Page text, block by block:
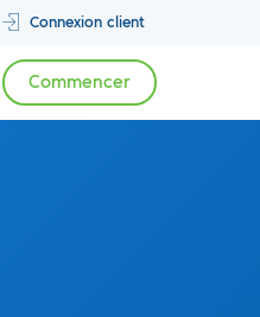
Connexion client
Commencer